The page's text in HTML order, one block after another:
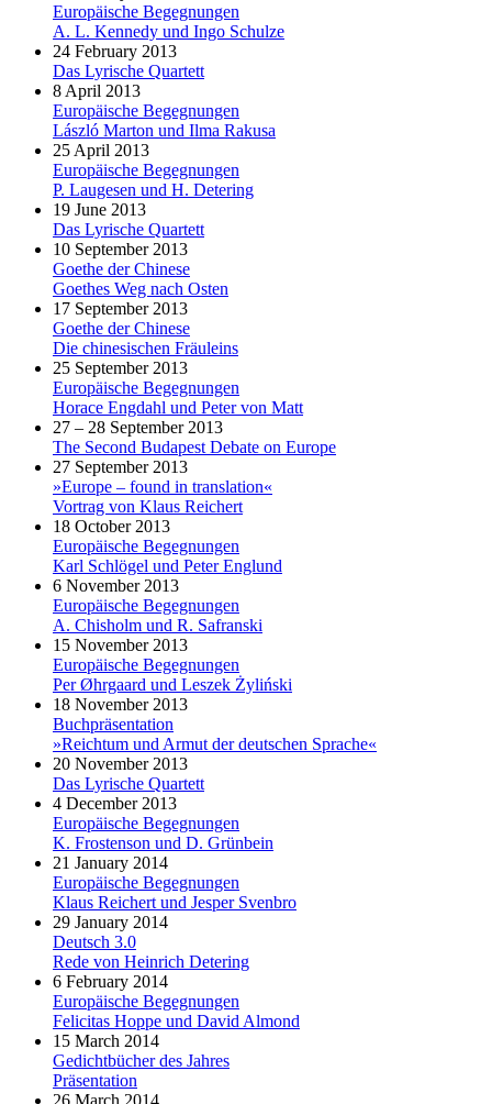
Europäische Begegnungen
A. L. Kennedy und Ingo Schulze
24 February 2013
Das Lyrische Quartett
8 April 2013
Europäische Begegnungen
László Marton und Ilma Rakusa
25 April 2013
Europäische Begegnungen
P. Laugesen und H. Detering
19 June 2013
Das Lyrische Quartett
10 September 2013
Goethe der Chinese
Goethes Weg nach Osten
17 September 2013
Goethe der Chinese
Die chinesischen Fräuleins
25 September 2013
Europäische Begegnungen
Horace Engdahl und Peter von Matt
27 – 28 September 2013
The Second Budapest Debate on Europe
27 September 2013
»Europe – found in translation«
Vortrag von Klaus Reichert
18 October 2013
Europäische Begegnungen
Karl Schlögel und Peter Englund
6 November 2013
Europäische Begegnungen
A. Chisholm und R. Safranski
15 November 2013
Europäische Begegnungen
Per Øhrgaard und Leszek Żyliński
18 November 2013
Buchpräsentation
»Reichtum und Armut der deutschen Sprache«
20 November 2013
Das Lyrische Quartett
4 December 2013
Europäische Begegnungen
K. Frostenson und D. Grünbein
21 January 2014
Europäische Begegnungen
Klaus Reichert und Jesper Svenbro
29 January 2014
Deutsch 3.0
Rede von Heinrich Detering
6 February 2014
Europäische Begegnungen
Felicitas Hoppe und David Almond
15 March 2014
Gedichtbücher des Jahres
Präsentation
26 March 2014